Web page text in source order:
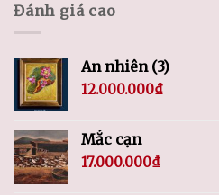
Đánh giá cao
An nhiên (3)
12.000.000₫
Mắc cạn
17.000.000₫